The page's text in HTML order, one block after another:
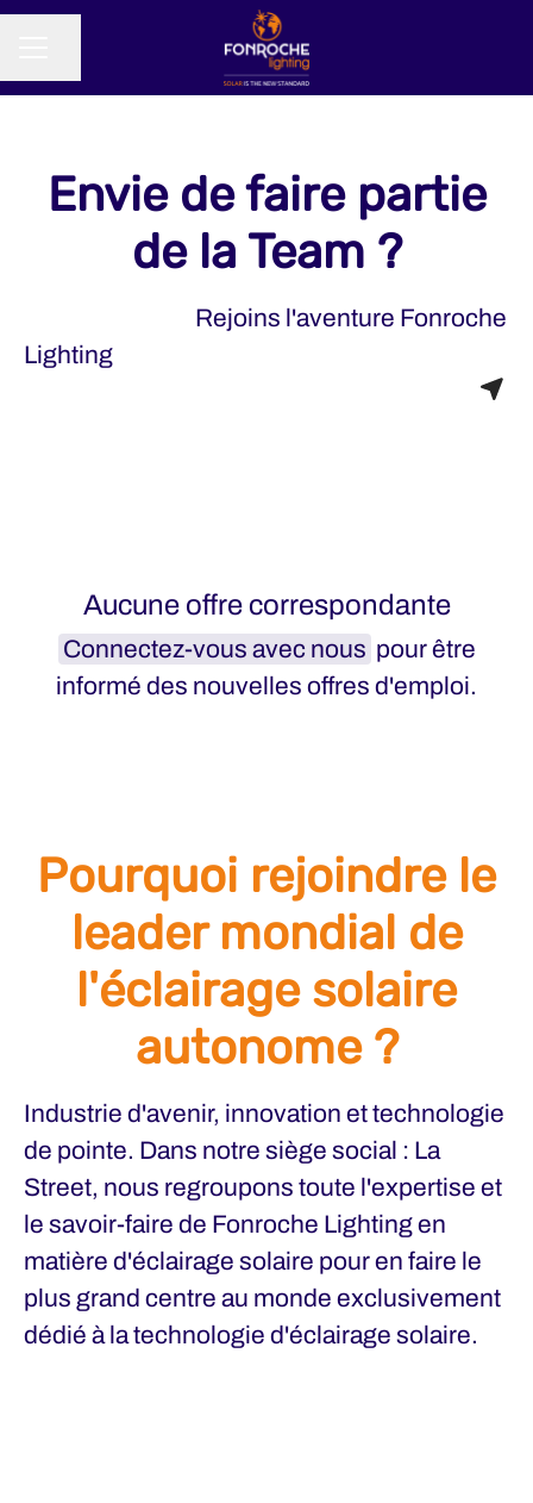
Envie de faire partie
de la Team ?
Rejoins l'aventure Fonroche
Lighting
Aucune offre correspondante
Connectez-vous avec nous pour être
informé des nouvelles offres d'emploi.
Pourquoi rejoindre le
leader mondial de
l'éclairage solaire
autonome ?
Industrie d'avenir, innovation et technologie
de pointe. Dans notre siège social : La
Street, nous regroupons toute l'expertise et
le savoir-faire de Fonroche Lighting en
matière d'éclairage solaire pour en faire le
plus grand centre au monde exclusivement
dédié à la technologie d'éclairage solaire.